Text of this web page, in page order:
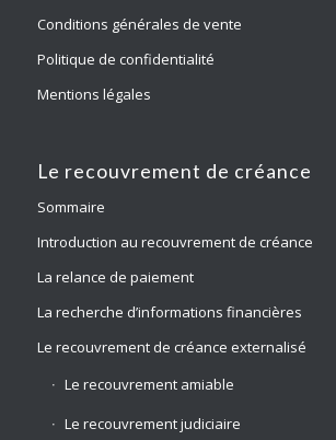
Conditions générales de vente
Politique de confidentialité
Mentions légales
Le recouvrement de créance
Sommaire
Introduction au recouvrement de créance
La relance de paiement
La recherche d’informations financières
Le recouvrement de créance externalisé
Le recouvrement amiable
Le recouvrement judiciaire